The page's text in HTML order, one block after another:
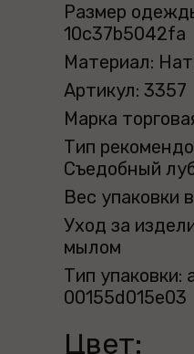
Размер
10c37b5042fa
Материал:
Артикул: 3357
Марка
Тип
Съедобный
Вес упаковки
Уход за
мылом
Тип
00155d015e03
Цвет: